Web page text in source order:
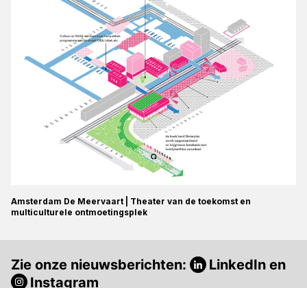
Amsterdam De Meervaart | Theater van de toekomst en
multiculturele ontmoetingsplek
Zie onze nieuwsberichten: LinkedIn en
Instagram